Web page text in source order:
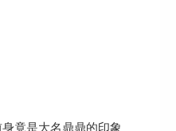
竟是大名鼎鼎的印象